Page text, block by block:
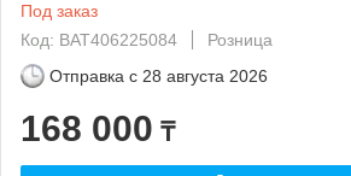
Под заказ
Код: BAT406225084
Розница
Отправка с 28 августа 2026
168 000 ₸